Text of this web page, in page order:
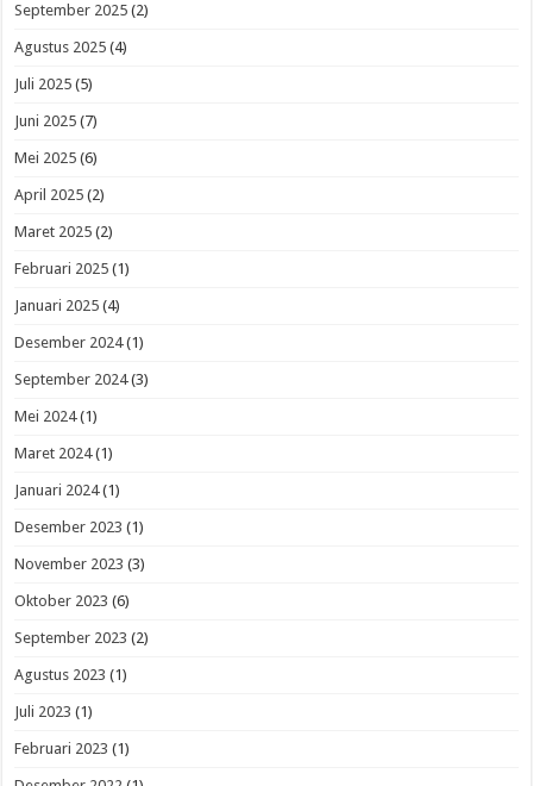
September 2025 (2)
Agustus 2025 (4)
Juli 2025 (5)
Juni 2025 (7)
Mei 2025 (6)
April 2025 (2)
Maret 2025 (2)
Februari 2025 (1)
Januari 2025 (4)
Desember 2024(1)
September 2024(3)
Mei 2024(1)
Maret 2024(1)
Januari 2024(1)
Desember 2023 (1)
November 2023 (3)
Oktober 2023 (6)
September 2023 (2)
Agustus 2023 (1)
Juli 2023 (1)
Februari 2023 (1)